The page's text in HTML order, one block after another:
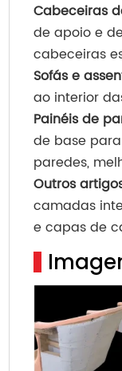
Cabeceiras
de apoio e
cabeceiras
Sofás e
ao interior
Painéis de
de base
paredes,
Outros
camadas
e capas de